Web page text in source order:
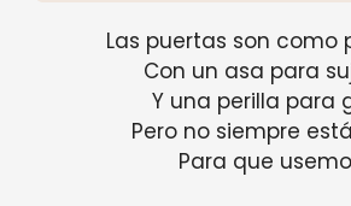
Las puertas son como
Con un asa para
Y una perilla para
Pero no siempre
Para que